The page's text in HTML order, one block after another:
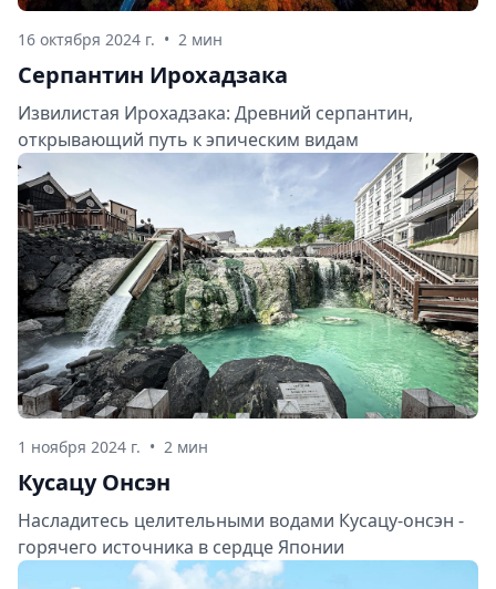
16 октября 2024 г. • 2 мин
Серпантин Ирохадзака
Извилистая Ирохадзака: Древний серпантин,
открывающий путь к эпическим видам
1 ноября 2024 г. • 2 мин
Кусацу Онсэн
Насладитесь целительными водами Кусацу-онсэн -
горячего источника в сердце Японии